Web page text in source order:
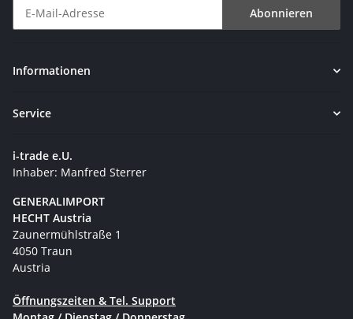
Abonnieren
Informationen
Service
i-trade e.U.
Inhaber: Manfred Sterrer
GENERALIMPORT
HECHT Austria
Zaunermühlstraße 1
4050 Traun
Austria
Öffnungszeiten & Tel. Support